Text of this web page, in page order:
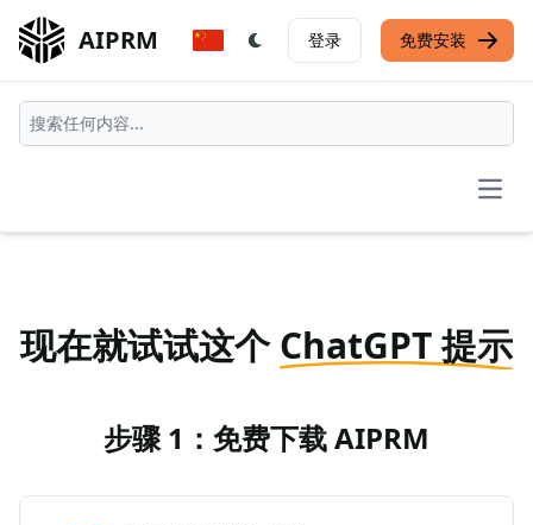
AIPRM 登录 免费安装
现在就试试这个ChatGPT 提示
步骤 1：免费下载 AIPRM